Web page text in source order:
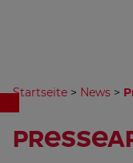
Startseite > News >